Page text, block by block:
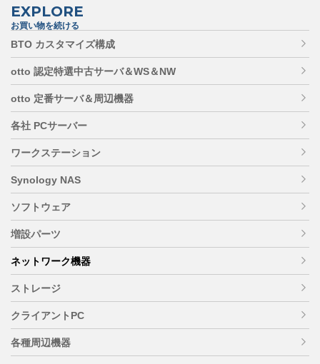
EXPLORE
お買い物を続ける
BTO カスタマイズ構成
otto 認定特選中古サーバ＆WS＆NW
otto 定番サーバ＆周辺機器
各社 PCサーバー
ワークステーション
Synology NAS
ソフトウェア
増設パーツ
ネットワーク機器
ストレージ
クライアントPC
各種周辺機器